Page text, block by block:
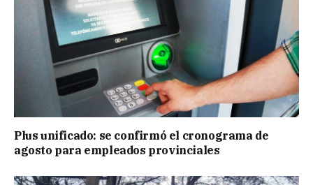
Plus unificado: se confirmó el cronograma de
agosto para empleados provinciales